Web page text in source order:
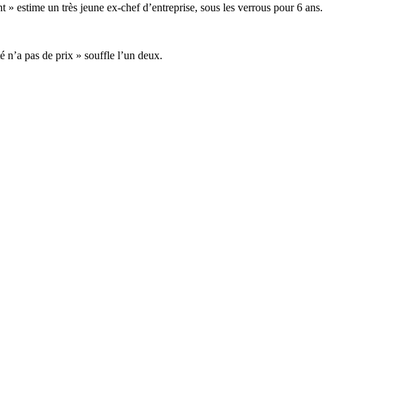
estime un très jeune ex-chef d’entreprise, sous les verrous pour 6 ans.
n’a pas de prix » souffle l’un deux.